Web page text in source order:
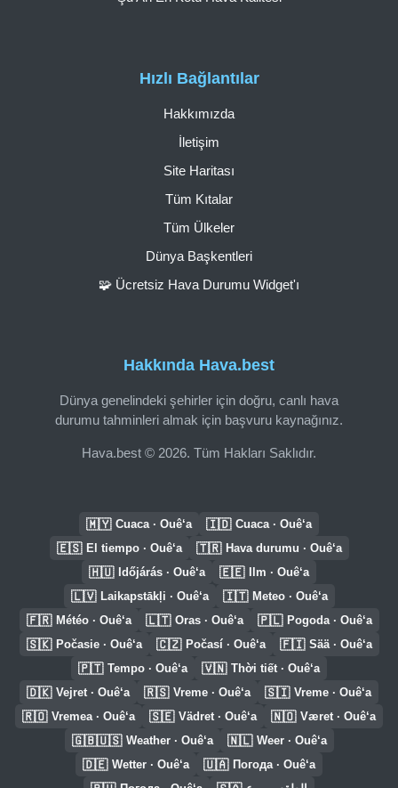
Hakkında Hava.best
Dünya genelindeki şehirler için doğru, canlı hava
durumu tahminleri almak için başvuru kaynağınız.
Hava.best © 2026. Tüm Hakları Saklıdır.
Hızlı Bağlantılar
Hakkımızda
İletişim
Site Haritası
Tüm Kıtalar
Tüm Ülkeler
Dünya Başkentleri
🧩 Ücretsiz Hava Durumu Widget'ı
🇲🇾 Cuaca · Ouê‘a 🇮🇩 Cuaca · Ouê‘a
🇪🇸 El tiempo · Ouê‘a 🇹🇷 Hava durumu · Ouê‘a
🇭🇺 Időjárás · Ouê‘a 🇪🇪 Ilm · Ouê‘a
🇱🇻 Laikapstākļi · Ouê‘a 🇮🇹 Meteo · Ouê‘a
🇫🇷 Météo · Ouê‘a 🇱🇹 Oras · Ouê‘a 🇵🇱 Pogoda · Ouê‘a
🇸🇰 Počasie · Ouê‘a 🇨🇿 Počasí · Ouê‘a 🇫🇮 Sää · Ouê‘a
🇵🇹 Tempo · Ouê‘a 🇻🇳 Thời tiết · Ouê‘a
🇩🇰 Vejret · Ouê‘a 🇷🇸 Vreme · Ouê‘a 🇸🇮 Vreme · Ouê‘a
🇷🇴 Vremea · Ouê‘a 🇸🇪 Vädret · Ouê‘a 🇳🇴 Været · Ouê‘a
🇬🇧🇺🇸 Weather · Ouê‘a 🇳🇱 Weer · Ouê‘a
🇩🇪 Wetter · Ouê‘a 🇺🇦 Погода · Ouê‘a